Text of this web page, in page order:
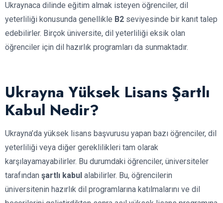
Ukraynaca dilinde eğitim almak isteyen öğrenciler, dil
yeterliliği konusunda genellikle B2 seviyesinde bir kanıt talep
edebilirler. Birçok üniversite, dil yeterliliği eksik olan
öğrenciler için dil hazırlık programları da sunmaktadır.
Ukrayna Yüksek Lisans Şartlı
Kabul Nedir?
Ukrayna’da yüksek lisans başvurusu yapan bazı öğrenciler, dil
yeterliliği veya diğer gereklilikleri tam olarak
karşılayamayabilirler. Bu durumdaki öğrenciler, üniversiteler
tarafından şartlı kabul alabilirler. Bu, öğrencilerin
üniversitenin hazırlık dil programlarına katılmalarını ve dil